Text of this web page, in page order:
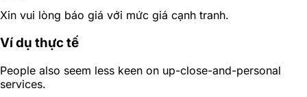
Xin vui lòng báo giá với mức giá cạnh tranh.
Ví dụ thực tế
People also seem less keen on up-close-and-personal
services.